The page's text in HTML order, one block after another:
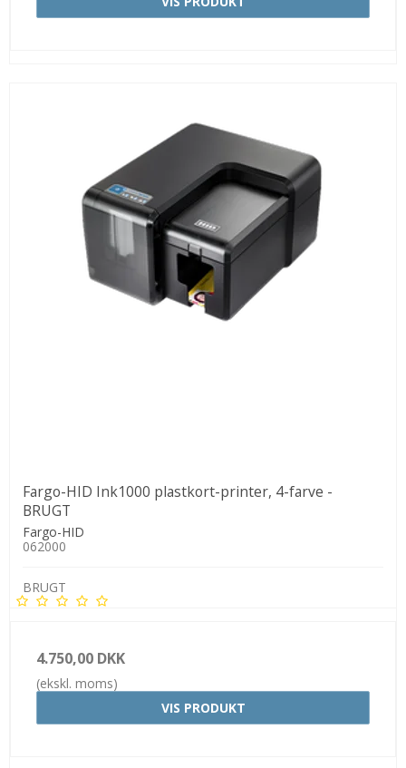
Fargo-HID Ink1000 plastkort-printer, 4-farve -
BRUGT
Fargo-HID
062000
BRUGT
4.750,00 DKK
(ekskl. moms)
VIS PRODUKT